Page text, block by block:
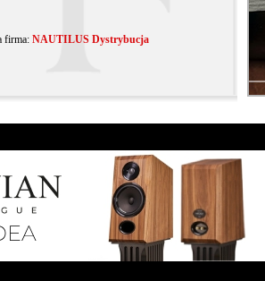
firma: NAUTILUS Dystrybucja